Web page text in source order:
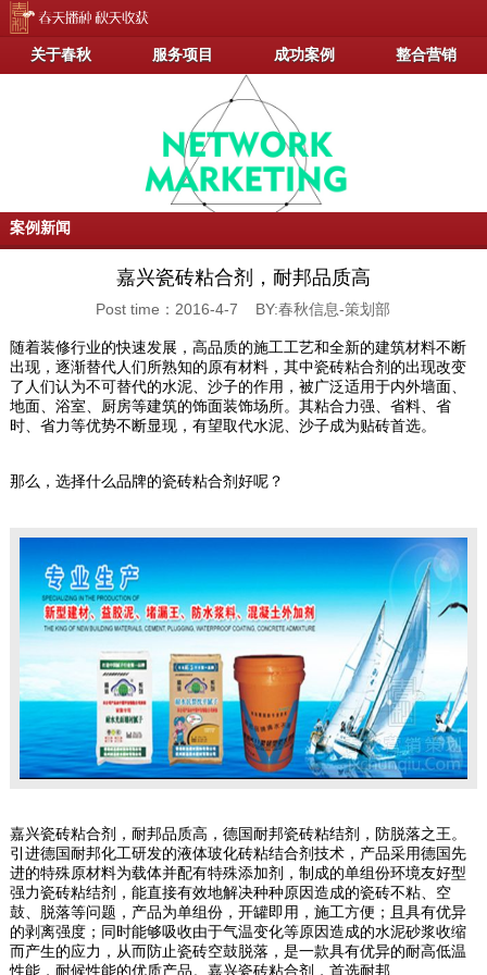
关于春秋 服务项目 成功案例 整合营销
案例新闻
嘉兴瓷砖粘合剂，耐邦品质高
Post time：2016-4-7 BY:春秋信息-策划部
随着装修行业的快速发展，高品质的施工工艺和全新的建筑材料不断
出现，逐渐替代人们所熟知的原有材料，其中瓷砖粘合剂的出现改变
了人们认为不可替代的水泥、沙子的作用，被广泛适用于内外墙面、
地面、浴室、厨房等建筑的饰面装饰场所。其粘合力强、省料、省
时、省力等优势不断显现，有望取代水泥、沙子成为贴砖首选。
那么，选择什么品牌的瓷砖粘合剂好呢？
嘉兴瓷砖粘合剂，耐邦品质高，德国耐邦瓷砖粘结剂，防脱落之王。
引进德国耐邦化工研发的液体玻化砖粘结合剂技术，产品采用德国先
进的特殊原材料为载体并配有特殊添加剂，制成的单组份环境友好型
强力瓷砖粘结剂，能直接有效地解决种种原因造成的瓷砖不粘、空
鼓、脱落等问题，产品为单组份，开罐即用，施工方便；且具有优异
的剥离强度；同时能够吸收由于气温变化等原因造成的水泥砂浆收缩
而产生的应力，从而防止瓷砖空鼓脱落，是一款具有优异的耐高低温
性能，耐候性能的优质产品。嘉兴瓷砖粘合剂，首选耐邦